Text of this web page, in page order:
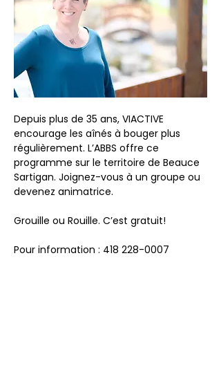
Depuis plus de 35 ans, VIACTIVE
encourage les aînés à bouger plus
régulièrement. L’ABBS offre ce
programme sur le territoire de Beauce
Sartigan. Joignez-vous à un groupe ou
devenez animatrice.
Grouille ou Rouille. C’est gratuit!
Pour information : 418 228-0007